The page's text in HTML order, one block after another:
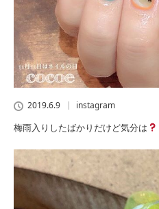
2019.6.9 instagram
梅雨入りしたばかりだけど気分は